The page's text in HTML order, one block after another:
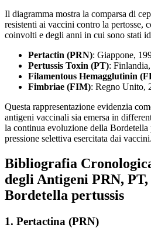
Il diagramma mostra la comparsa di
resistenti ai vaccini contro la pertosse,
coinvolti e degli anni in cui sono stati
Pertactin (PRN): Giappone,
Pertussis Toxin (PT):
Filamentous Hemagglutinin
Fimbriae (FIM): Regno Unito,
Questa rappresentazione evidenzia
antigeni vaccinali sia emersa in
la continua evoluzione della Bordetella
pressione selettiva esercitata dai vaccini.
Bibliografia
degli Antigeni PRN,
Bordetella pertussis
1. Pertactina (PRN)